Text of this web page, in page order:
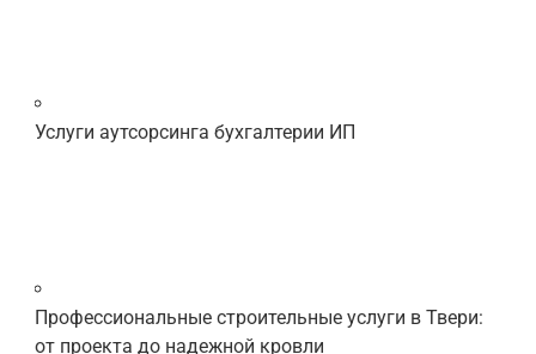
Услуги аутсорсинга бухгалтерии ИП
Профессиональные строительные услуги в Твери:
от проекта до надежной кровли